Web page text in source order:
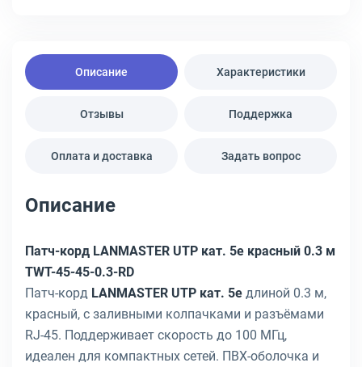
Описание Характеристики
Отзывы Поддержка
Оплата и доставка Задать вопрос
Описание
Патч-корд LANMASTER UTP кат. 5e красный 0.3 м
TWT-45-45-0.3-RD
Патч-корд LANMASTER UTP кат. 5e длиной 0.3 м,
красный, с заливными колпачками и разъёмами
RJ-45. Поддерживает скорость до 100 МГц,
идеален для компактных сетей. ПВХ-оболочка и